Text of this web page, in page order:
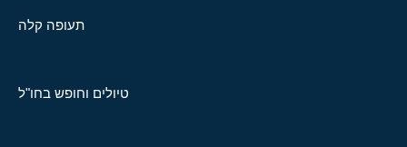
תעופה קלה
טיולים וחופש בחו"ל